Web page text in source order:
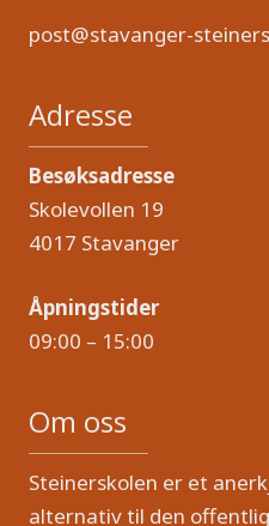
post@stavanger-
Adresse
Besøksadresse
Skolevollen 19
4017 Stavanger
Åpningstider
09:00 – 15:00
Om oss
Steinerskolen er et
alternativ til den